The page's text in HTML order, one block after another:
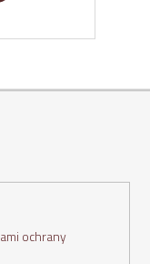
ochrany